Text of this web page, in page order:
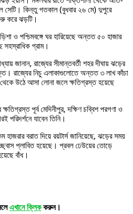
সেটি। কিন্তু গতকাল (বুধবার ২৬ মে) দুপুরে
করে ঝড়টি।
ও পশ্চিমবঙ্গে ঘর হারিয়েছে অন্তত ৫০ হাজার
সহস্রাধিক গ্রাম।
জানান, রাজ্যের সীমান্তবর্তী শহর দীঘায় ঝড়ের
রাজ্যের নিচু এলাকাগুলোতে অন্তত ৩ লাখ কাঁচা
উঠে আসা লোনা জলে ক্ষতিগ্রস্ত হয়েছে
পূর্ব মেদিনীপুর, দক্ষিণ চব্বিশ পরগণা ও
পরিদর্শনে যাবেন তিনি।
হাজরার বরাত দিয়ে রয়টার্স জানিয়েছে, ঝড়ের সময়
প্লাবিত হয়েছে। প্রবল ঢেউয়ের তোড়ে
বাঁধ।
এখানে ক্লিককরুন।